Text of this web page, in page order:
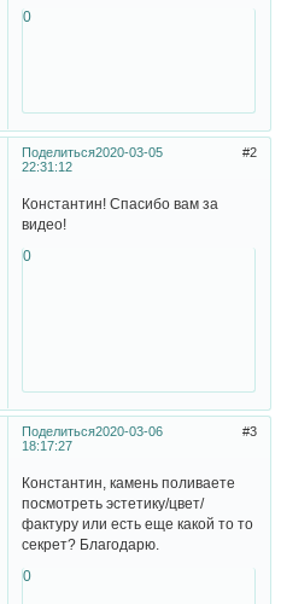
0
Поделиться 2
2020-03-05
22:31:12
Константин! Спасибо вам за
видео!
0
Поделиться 3
2020-03-06
18:17:27
Константин, камень поливаете
посмотреть эстетику/цвет/
фактуру или есть еще какой то то
секрет? Благодарю.
0